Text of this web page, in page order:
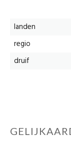
landen
regio
druif